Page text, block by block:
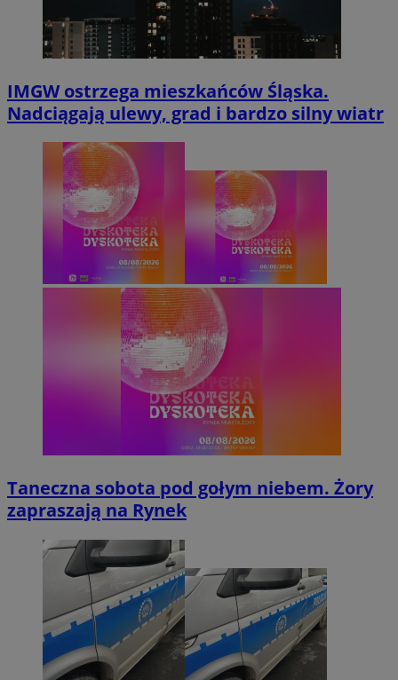
IMGW ostrzega mieszkańców Śląska.
Nadciągają ulewy, grad i bardzo silny wiatr
Taneczna sobota pod gołym niebem. Żory
zapraszają na Rynek